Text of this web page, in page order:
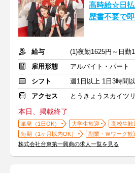
高時給☆日
歴書不要で
給与
雇用形態
アルバイト・パート
シフト
週1日以上 1日3時間
アクセス
とうきょうスカイツ
本日、掲載終了
単発（1日OK） 大学生歓迎
高校生歓
短期（1ヶ月以内OK）
副業・Ｗワーク歓
株式会社台東第一興商の求人一覧を見る